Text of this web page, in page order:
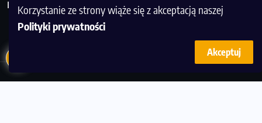
Korzystanie ze strony wiąże się z akceptacją naszej
Polityki prywatności
Akceptuj
Biegaj z nami i odkrywaj swoją najlepszą wersję!